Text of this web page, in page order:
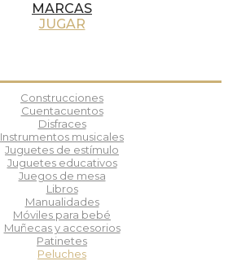
MARCAS
JUGAR
Construcciones
Cuentacuentos
Disfraces
Instrumentos musicales
Juguetes de estímulo
Juguetes educativos
Juegos de mesa
Libros
Manualidades
Móviles para bebé
Muñecas y accesorios
Patinetes
Peluches